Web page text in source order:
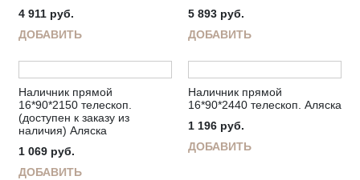
4 911 руб.
ДОБАВИТЬ
5 893 руб.
ДОБАВИТЬ
Наличник прямой
16*90*2150 телескоп.
(доступен к заказу из
наличия) Аляска
1 069 руб.
ДОБАВИТЬ
Наличник прямой
16*90*2440 телескоп. Аляска
1 196 руб.
ДОБАВИТЬ